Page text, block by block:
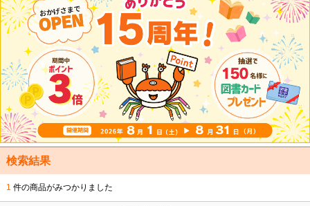
検索結果
1 件の商品がみつかりました